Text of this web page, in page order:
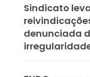
Sindicato
denunciada